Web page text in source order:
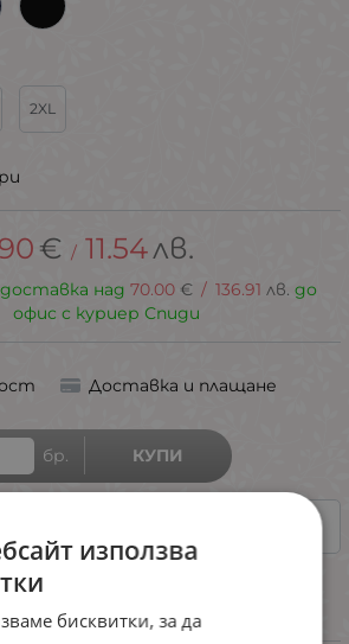
2XL
€ / 11.54лв.
над 70.00 € / 136.91 лв. до
офис с куриер Спиди
Доставка и плащане
бр. КУПИ
използва
бисквитки, за да